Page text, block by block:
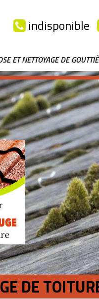
indisponible
ET NETTOYAGE DE
DE